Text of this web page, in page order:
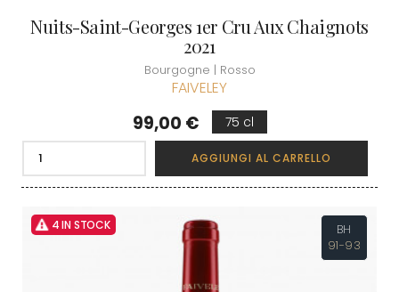
Nuits-Saint-Georges 1er Cru Aux Chaignots
2021
Bourgogne | Rosso
FAIVELEY
Prezzo
99,00 € 75 cl
AGGIUNGI AL CARRELLO
4 IN STOCK
BH
91-93